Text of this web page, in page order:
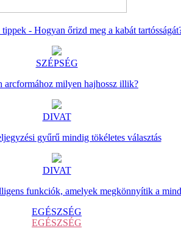
- Hogyan őrizd meg a kabát
SZÉPSÉG
arcformához milyen hajhossz illik?
DIVAT
gyűrű mindig tökéletes választás
DIVAT
funkciók, amelyek megkönnyítik a
EGÉSZSÉG
EGÉSZSÉG